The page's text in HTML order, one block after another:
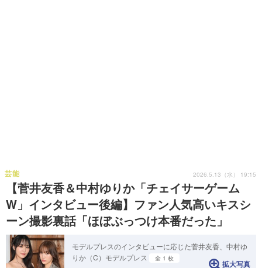
【菅井友香＆中村ゆりか「チェイサーゲーム
W」インタビュー後編】ファン人気高いキスシ
ーン撮影裏話「ほぼぶっつけ本番だった」
芸能 2026.5.13（水） 19:15
モデルプレスのインタビューに応じた菅井友香、中村ゆ
りか（C）モデルプレス
全 1 枚
拡大写真